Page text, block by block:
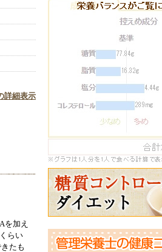
詳細表示
を加え
らい
たも